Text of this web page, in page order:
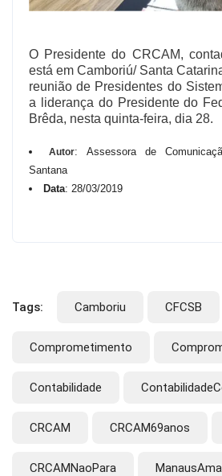
O Presidente do CRCAM,
está em Camboriú/ Santa
reunião de Presidentes do
a liderança do Presidente do
Brêda, nesta quinta-feira, dia 28.
Autor: Assessora de
Santana
Data: 28/03/2019
Tags: Camboriu CFCSB
Comprometimento
Contabilidade
CRCAM CRCAM69anos
CRCAMNaoPara